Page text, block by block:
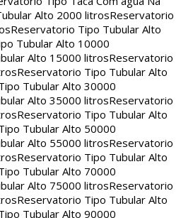
Alto 2000 litrosReservatorio
Reservatorio Tipo Tubular Alto
Tubular Alto 10000
Alto 15000 litrosReservatorio
Reservatorio Tipo Tubular Alto
Tubular Alto 30000
Alto 35000 litrosReservatorio
Reservatorio Tipo Tubular Alto
Tubular Alto 50000
Alto 55000 litrosReservatorio
Reservatorio Tipo Tubular Alto
Tubular Alto 70000
Alto 75000 litrosReservatorio
Reservatorio Tipo Tubular Alto
Tubular Alto 90000